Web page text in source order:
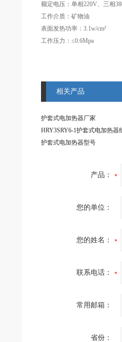
额定电压：单相220V、三相
工作介质：矿物油
表面发热功率：3.1w/cm²
工作压力：≤0.6Mpa
相关产品
护套式电加热器厂家
HRY3SRY6-1护套式电加热器
护套式电加热器型号
产品：
您的单位：
您的姓名：
联系电话：
常用邮箱：
省份：